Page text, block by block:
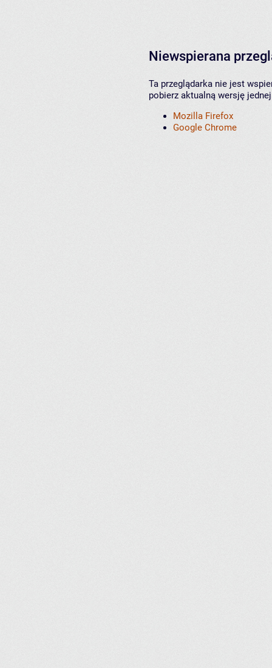
Niewspierana
Ta przeglądarka nie jest
pobierz aktualną wersję
Mozilla Firefox
Google Chrome